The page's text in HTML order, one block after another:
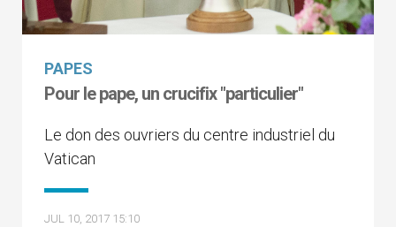
PAPES
Pour le pape, un crucifix "particulier"
Le don des ouvriers du centre industriel du
Vatican
JUL 10, 2017 15:10